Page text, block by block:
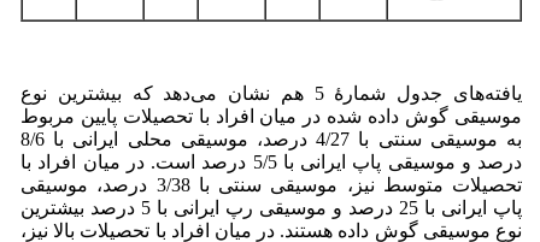
یافته‌های جدول شمارۀ 5 هم نشان می‌دهد که بیشترین نوع
موسیقی گوش داده شده در میان افراد با تحصیلات پایین مربوط
به موسیقی سنتی با 4/27 درصد، موسیقی محلی ایرانی با 8/6
درصد و موسیقی پاپ ایرانی با 5/5 درصد است. در میان افراد با
تحصیلات متوسط نیز، موسیقی سنتی با 3/38 درصد، موسیقی
پاپ ایرانی با 25 درصد و موسیقی رپ ایرانی با 5 درصد بیشترین
نوع موسیقی گوش داده هستند. در میان افراد با تحصیلات بالا نیز،